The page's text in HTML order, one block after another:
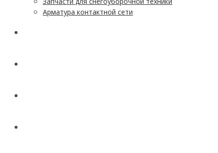
Арматура контактной сети